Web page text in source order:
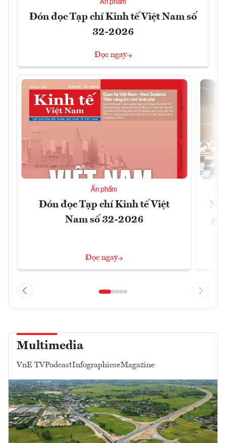
Ấn phẩm
Đón đọc Tạp chí Kinh tế Việt Nam số
32-2026
Đọc ngay
Ấn phẩm
Đón đọc Tạp chí Kinh tế Việt
Nam số 32-2026
Đọc ngay
Multimedia
VnE TVPodcastInfographicseMagazine